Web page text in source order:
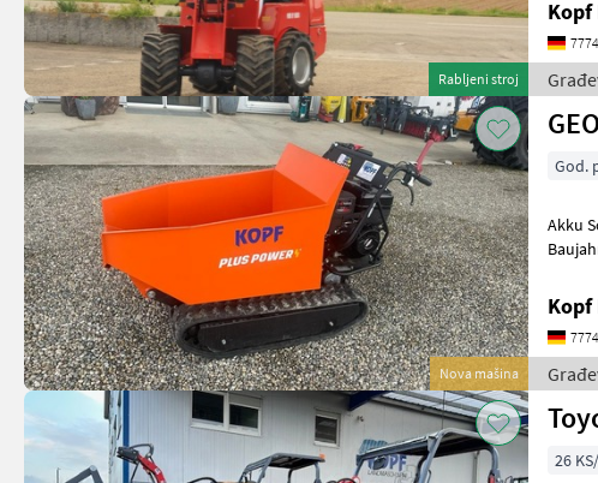
Rabljeni stroj
Kopf
Nova mašina
God.
Akku
Kopf
26